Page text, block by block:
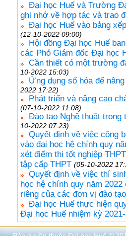
Đại học Huế và Trường
ghi nhớ về hợp tác và trao
Đại học Huế vào bảng
(12-10-2022 09:00)
Hội đồng Đại học Huế
các Phó Giám đốc Đại học
Cần thiết có một trường
10-2022 15:03)
Ứng dụng số hóa để
2022 17:22)
Phát triển và nâng cao
(07-10-2022 11:08)
Đào tạo Nghệ thuật trong
10-2022 07:23)
Quyết định về việc công
vào đại học hệ chính quy
xét điểm thi tốt nghiệp
tập cấp THPT (05-10-2022
Quyết định về việc thí
học hệ chính quy năm
riêng của các đơn vị đào tạo
Đại học Huế thực hiện
Đại học Huế nhiệm kỳ